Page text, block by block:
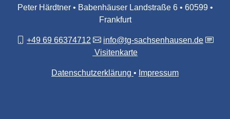
Peter Härdtner • Babenhäuser Landstraße 6 • 60599 •
Frankfurt
+49 69 66374712
info@tg-sachsenhausen.de
Visitenkarte
Datenschutzerklärung Impressum